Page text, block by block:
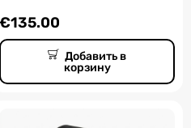
€135.00
Добавить в
корзину